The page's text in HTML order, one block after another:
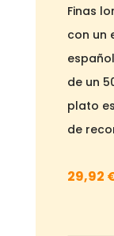
Finas
con un
de un
plato
de
29,92